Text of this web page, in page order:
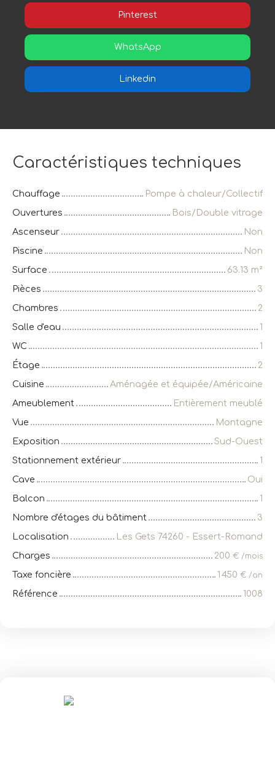
Pinterest
WhatsApp
Linkedin
Caractéristiques techniques
Chauffage
Pompe à chaleur/Collectif
Ouvertures
Bois/Double vitrage
Ascenseur
Non
Piscine
Non
Surface
63.13 m²
Pièces
3
Chambres
2
Salle d'eau
1
WC
1
Étage
2
Cuisine
Aménagée et équipée/Américaine
Ameublement
Entièrement meublé
Vue
Montagne
Exposition
Sud-Ouest
Stationnement extérieur
1
Cave
Oui
Balcon
1
Nombre d'étages du bâtiment
3
Localisation
Les Gets 74260 - Essert-Romand
Charges
200 € /mois
Taxe foncière 1 450 € /an
Référence 1008